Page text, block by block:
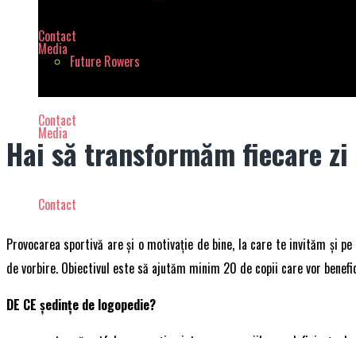
Contact
Media
Contact
Future Rowers
Media
Contact
Hai să transformăm fiecare
Provocarea sportivă are și o motivație de bine, la care te invităm și
de vorbire. Obiectivul este să ajutăm minim 20 de copii care vor
DE CE ședințe de logopedie?